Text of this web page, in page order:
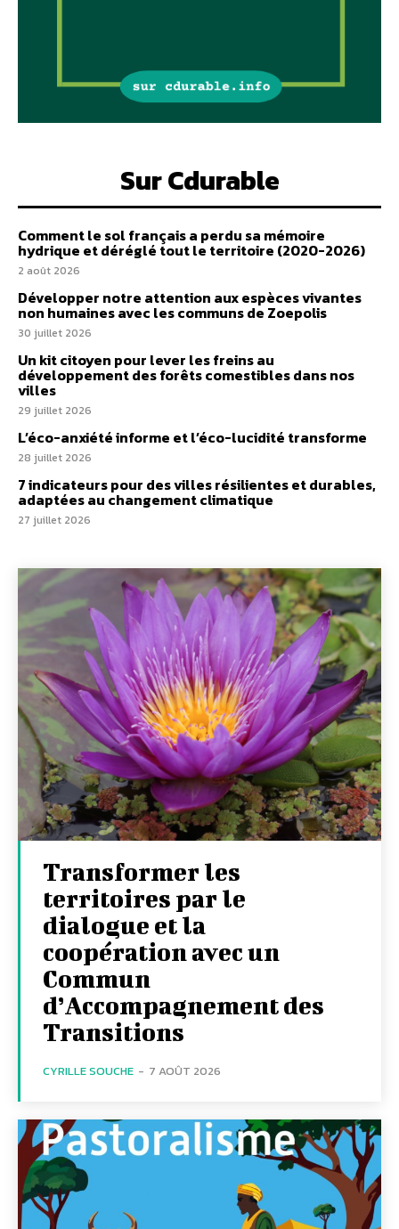
Sur Cdurable
Comment le sol français a perdu sa mémoire
hydrique et déréglé tout le territoire (2020-2026)
2 août 2026
Développer notre attention aux espèces vivantes
non humaines avec les communs de Zoepolis
30 juillet 2026
Un kit citoyen pour lever les freins au
développement des forêts comestibles dans nos
villes
29 juillet 2026
L’éco-anxiété informe et l’éco-lucidité transforme
28 juillet 2026
7 indicateurs pour des villes résilientes et durables,
adaptées au changement climatique
27 juillet 2026
Transformer les
territoires par le
dialogue et la
coopération avec un
Commun
d’Accompagnement des
Transitions
CYRILLE SOUCHE - 7 AOÛT 2026